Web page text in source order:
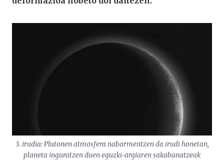
3. irudia: Plutonen atmosfera nabarmentzen da irudi honetan,
planeta inguratzen duen eguzki-argiaren sakabanatzeak